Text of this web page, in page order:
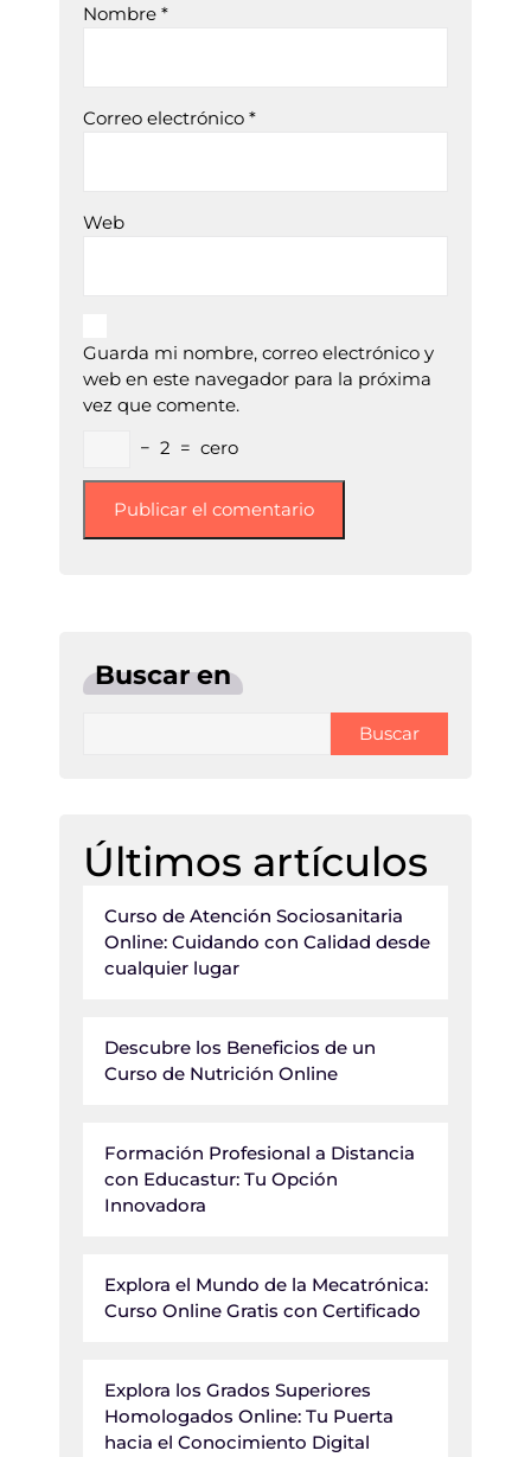
Nombre *
Correo electrónico *
Web
Guarda mi nombre, correo electrónico y
web en este navegador para la próxima
vez que comente.
− 2 = cero
Buscar en
Buscar
Últimos artículos
Curso de Atención Sociosanitaria
Online: Cuidando con Calidad desde
cualquier lugar
Descubre los Beneficios de un
Curso de Nutrición Online
Formación Profesional a Distancia
con Educastur: Tu Opción
Innovadora
Explora el Mundo de la Mecatrónica:
Curso Online Gratis con Certificado
Explora los Grados Superiores
Homologados Online: Tu Puerta
hacia el Conocimiento Digital